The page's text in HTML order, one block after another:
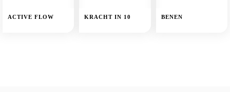
ACTIVE FLOW KRACHT IN 10 BENEN